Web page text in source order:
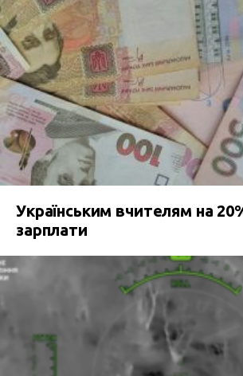
Українським вчителям на
зарплати